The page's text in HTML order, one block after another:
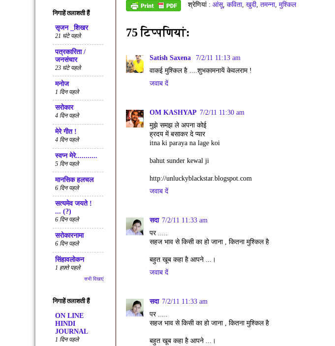
श्रेणियां : आंसू, कविता, खुदी, तमन्ना, मुश्किल
75 टिप्‍पणियां:
Satish Saxena
7/2/11 11:13 am
वाकई मुश्किल है ....शुभकामनायें केवलराम !
जवाब दें
OM KASHYAP 7/2/11 11:30 am
मुझे समझ ले अपना कोई
ह्रदय में बसाकर दे प्यार
itna ki paraya na lage koi
bahut sunder kewal ji
http://unluckyblackstar.blogspot.com
जवाब दें
सदा 7/2/11 11:33 am
पर .....
सहज भाव से किसी का हो जाना , कितना मुश्किल है
बहुत खूब कहा है आपने ...।
जवाब दें
सदा 7/2/11 11:33 am
पर .....
सहज भाव से किसी का हो जाना , कितना मुश्किल है
बहुत खूब कहा है आपने ...।
निगाहें तलाशती हैं
सृजन _शिखर
21 घंटे पहले
पत्रकारिता /
जनसंचार
23 घंटे पहले
मनोज
1 दिन पहले
सरोकार
4 दिन पहले
मेरे गीत !
4 दिन पहले
स्वप्न मेरे...........
5 दिन पहले
मानसिक हलचल
6 दिन पहले
सत्‍यमेव जयते !
... (?)
6 दिन पहले
सरोकारनामा
6 दिन पहले
सिंहावलोकन
1 हफ़्ते पहले
सभी दिखाएं
निगाहें तलाशती हैं
ON LINE
HINDI
JOURNAL
1 दिन पहले